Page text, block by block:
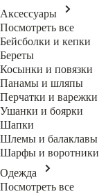
Аксессуары
Посмотреть все
Бейсболки и кепки
Береты
Косынки и повязки
Панамы и шляпы
Перчатки и варежки
Ушанки и боярки
Шапки
Шлемы и балаклавы
Шарфы и воротники
Одежда
Посмотреть все